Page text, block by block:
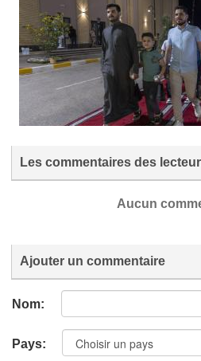
Les commentaires des
Aucun
Ajouter un commentaire
Nom:
Pays: